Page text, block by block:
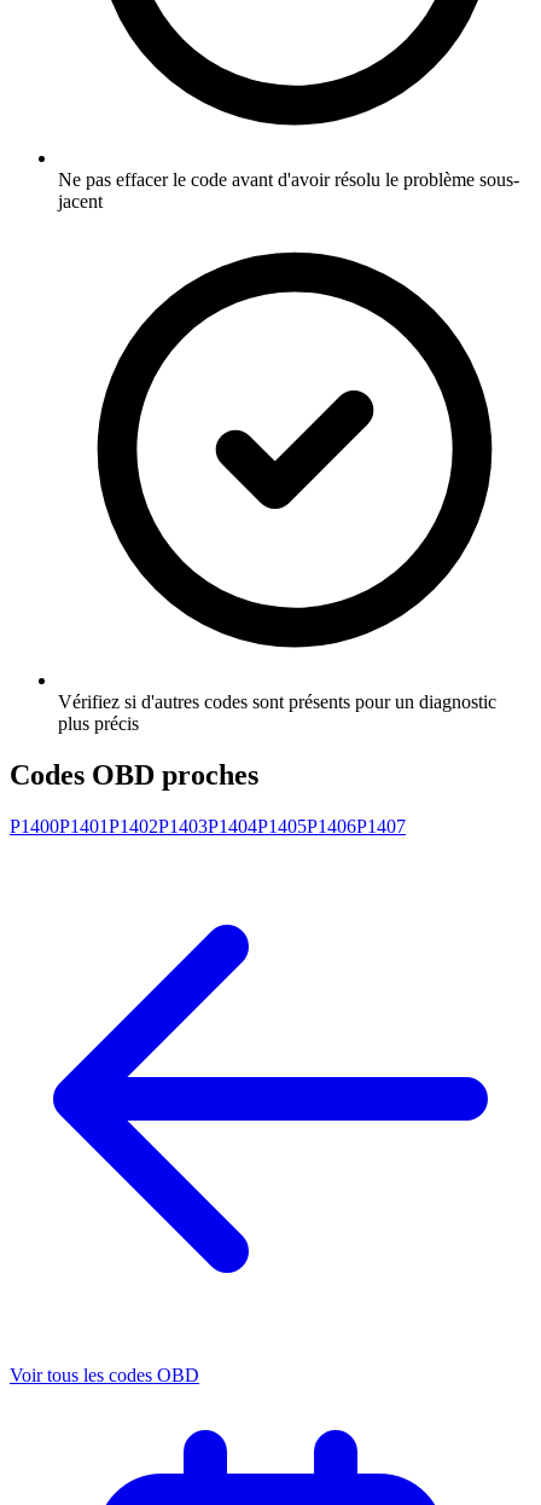
Ne pas effacer le code avant d'avoir résolu le problème sous-
jacent
Vérifiez si d'autres codes sont présents pour un diagnostic
plus précis
Codes OBD proches
P1400P1401P1402P1403P1404P1405P1406P1407
Voir tous les codes OBD